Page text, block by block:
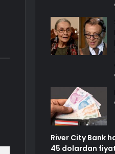
River City Bank
45 dolardan